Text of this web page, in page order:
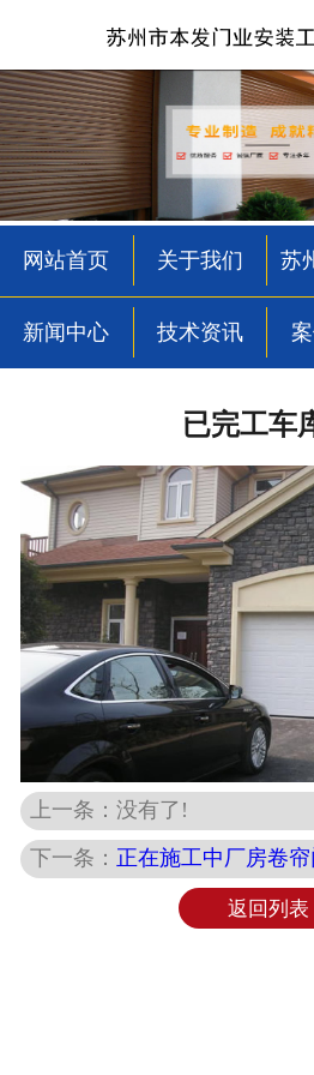
网站首页 关于我们 苏
新闻中心 技术资讯
已完工车
上一条：没有了!
下一条： 正在施工中厂房卷帘
返回列表